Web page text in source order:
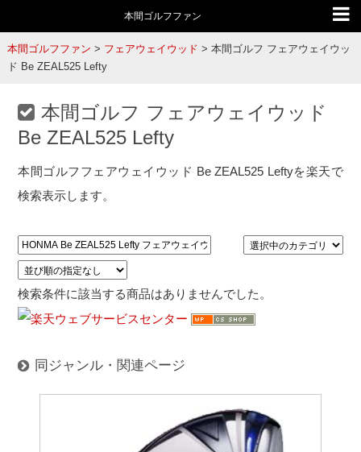
本間ゴルフファン
本間ゴルフファン > フェアウェイウッド > 本間ゴルフ フェアウェイウッ
ド Be ZEAL525 Lefty
本間ゴルフ フェアウェイウッド
Be ZEAL525 Lefty
本間ゴルフフェアウェイウッド Be ZEAL525 Leftyを楽天で
検索表示します。
検索条件に該当する商品はありませんでした。
同ジャンル・関連ページ